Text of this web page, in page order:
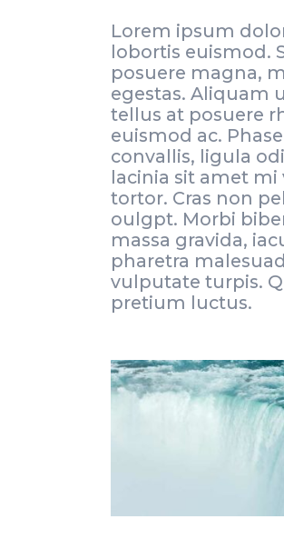
Lorem ipsum
lobortis euismod.
posuere magna,
egestas. Aliquam
tellus at posuere
euismod ac.
convallis, ligula
lacinia sit amet
tortor. Cras non
oulgpt. Morbi
massa gravida,
pharetra
vulputate turpis.
pretium luctus.